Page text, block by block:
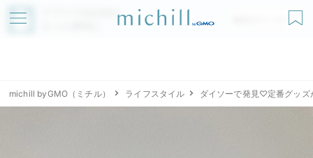
アプリでmichillが
無料ダウンロード
michill byGMO（ミチル） ライフスタイル ダイソーで発見♡定番グッズ